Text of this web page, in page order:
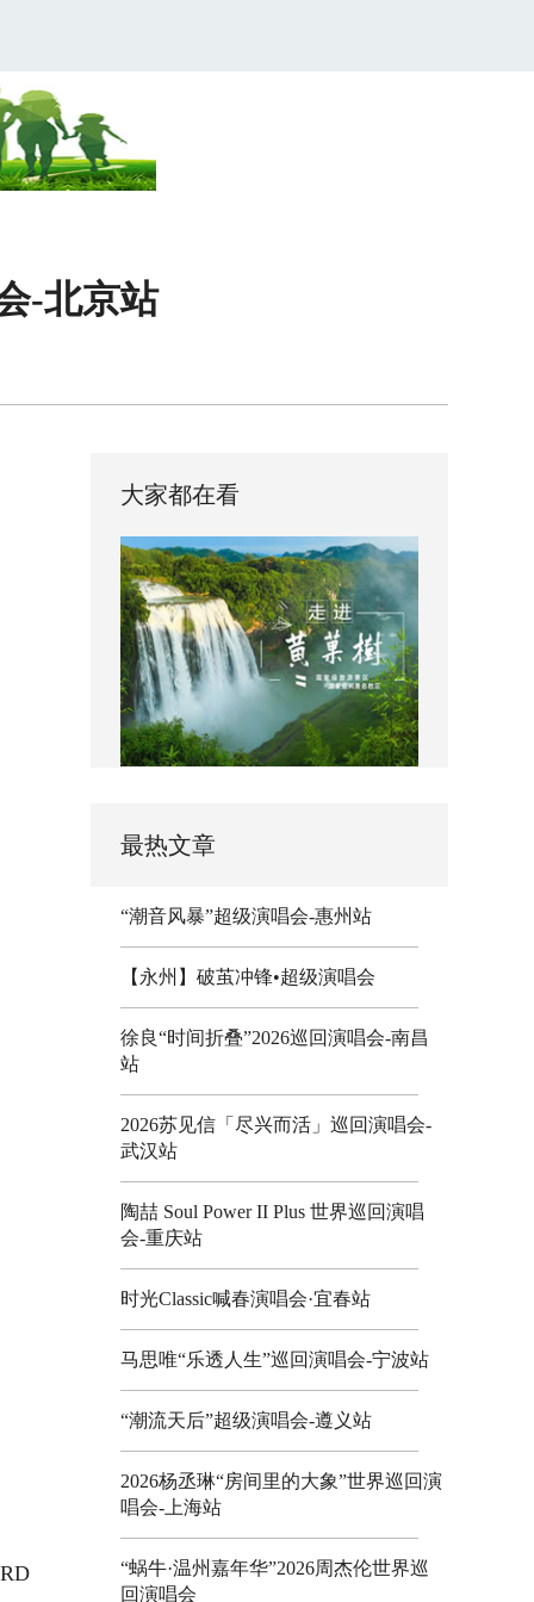
-北京站
大家都在看
最热文章
“潮音风暴”超级演唱会-惠州站
【永州】破茧冲锋•超级演唱会
徐良“时间折叠”2026巡回演唱会-南昌
站
2026苏见信「尽兴而活」巡回演唱会-
武汉站
陶喆 Soul Power II Plus 世界巡回演唱
会-重庆站
时光Classic喊春演唱会·宜春站
马思唯“乐透人生”巡回演唱会-宁波站
“潮流天后”超级演唱会-遵义站
2026杨丞琳“房间里的大象”世界巡回演
唱会-上海站
“蜗牛·温州嘉年华”2026周杰伦世界巡
回演唱会